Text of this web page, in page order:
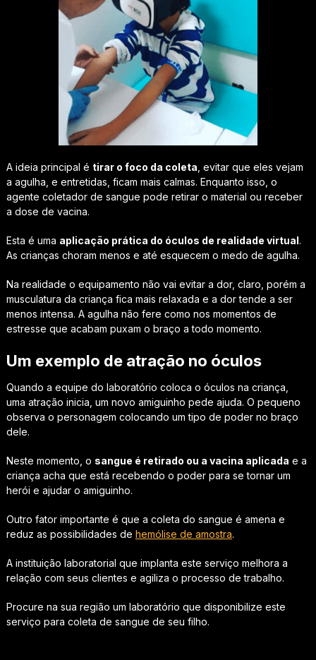
A ideia principal é tirar o foco da coleta , evitar que eles vejam
a agulha, e entretidas, ficam mais calmas. Enquanto isso, o
agente coletador de sangue pode retirar o material ou receber
a dose de vacina.
Esta é uma aplicação prática do óculos de realidade virtual.
As crianças choram menos e até esquecem o medo de agulha.
Na realidade o equipamento não vai evitar a dor, claro, porém a
musculatura da criança fica mais relaxada e a dor tende a ser
menos intensa. A agulha não fere como nos momentos de
estresse que acabam puxam o braço a todo momento.
Um exemplo de atração no óculos
Quando a equipe do laboratório coloca o óculos na criança,
uma atração inicia, um novo amiguinho pede ajuda. O pequeno
observa o personagem colocando um tipo de poder no braço
dele.
Neste momento, o sangue é retirado ou a vacina aplicada e a
criança acha que está recebendo o poder para se tornar um
herói e ajudar o amiguinho.
Outro fator importante é que a coleta do sangue é amena e
reduz as possibilidades de hemólise de amostra.
A instituição laboratorial que implanta este serviço melhora a
relação com seus clientes e agiliza o processo de trabalho.
Procure na sua região um laboratório que disponibilize este
serviço para coleta de sangue de seu filho.